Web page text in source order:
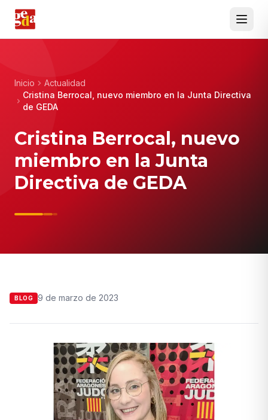
Inicio
Actualidad
Cristina Berrocal, nuevo miembro en la Junta Directiva
de GEDA
Cristina Berrocal, nuevo
miembro en la Junta
Directiva de GEDA
BLOG 9 de marzo de 2023